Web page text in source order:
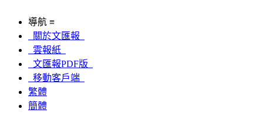
導航 ≡
關於文匯報
雲報紙
文匯報PDF版
移動客戶端
繁體
簡體